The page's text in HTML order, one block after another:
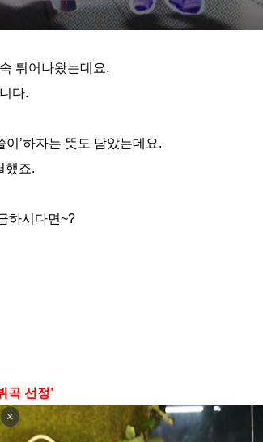
튀어나왔는데요.
다.
이 ’하자는 뜻도 담았는데요.
했죠.
하시다면~?
곡 선정’